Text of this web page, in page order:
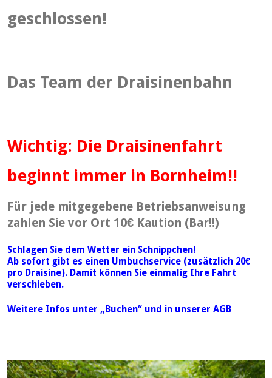
geschlossen!
Das Team der Draisinenbahn
Wichtig: Die Draisinenfahrt
beginnt immer in Bornheim!!
Für jede mitgegebene Betriebsanweisung
zahlen Sie vor Ort 10€ Kaution (Bar!!)
Schlagen Sie dem Wetter ein Schnippchen!
Ab sofort gibt es einen Umbuchservice (zusätzlich 20€
pro Draisine). Damit können Sie einmalig Ihre Fahrt
verschieben.
Weitere Infos unter „Buchen“ und in unserer AGB